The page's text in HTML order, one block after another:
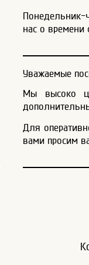
Понедельник-
нас о времени
Уважаемые
Мы высоко
Для
вами просим